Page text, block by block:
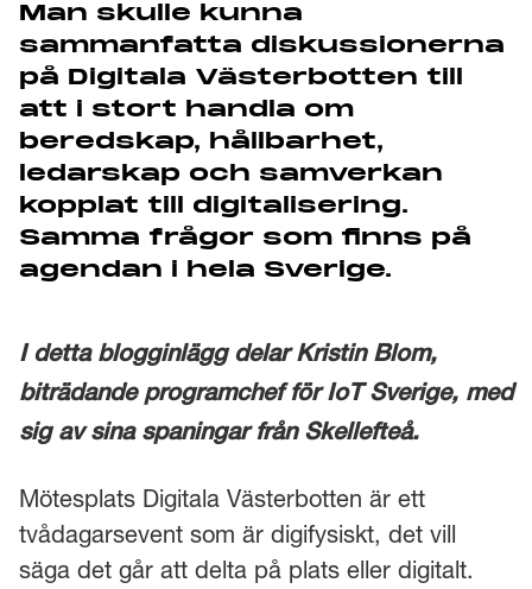
Man skulle kunna
sammanfatta diskussionerna
på Digitala Västerbotten till
att i stort handla om
beredskap, hållbarhet,
ledarskap och samverkan
kopplat till digitalisering.
Samma frågor som finns på
agendan i hela Sverige.
I detta blogginlägg delar Kristin Blom,
biträdande programchef för IoT Sverige, med
sig av sina spaningar från Skellefteå.
Mötesplats Digitala Västerbotten är ett
tvådagarsevent som är digifysiskt, det vill
säga det går att delta på plats eller digitalt.